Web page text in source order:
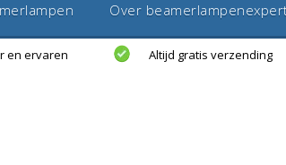
Over
en ervaren Altijd gratis verzending